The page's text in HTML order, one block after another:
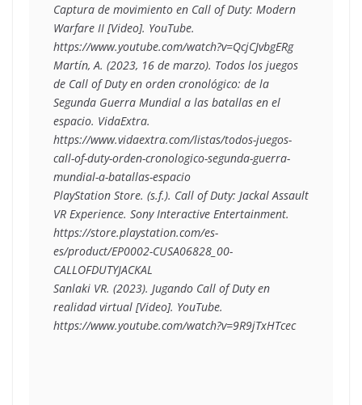
Captura de movimiento en Call of Duty: Modern
Warfare II [Video]. YouTube.
https://www.youtube.com/watch?v=QcjCJvbgERg
Martín, A. (2023, 16 de marzo). Todos los juegos
de Call of Duty en orden cronológico: de la
Segunda Guerra Mundial a las batallas en el
espacio. VidaExtra.
https://www.vidaextra.com/listas/todos-juegos-
call-of-duty-orden-cronologico-segunda-guerra-
mundial-a-batallas-espacio
PlayStation Store. (s.f.). Call of Duty: Jackal Assault
VR Experience. Sony Interactive Entertainment.
https://store.playstation.com/es-
es/product/EP0002-CUSA06828_00-
CALLOFDUTYJACKAL
Sanlaki VR. (2023). Jugando Call of Duty en
realidad virtual [Video]. YouTube.
https://www.youtube.com/watch?v=9R9jTxHTcec